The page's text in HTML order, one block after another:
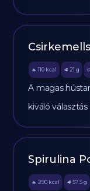
🔥 110 kcal 🥩 21 g
A magas
kiváló
Spirulina
🔥 290 kcal 🥩 57.5 g